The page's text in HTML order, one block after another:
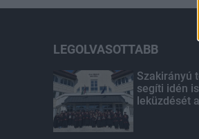
LEGOLVASOTTABB
Szakirányú
segíti idén
leküzdését